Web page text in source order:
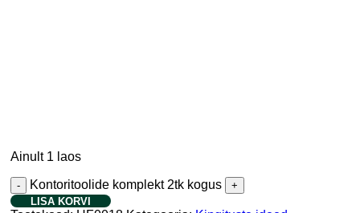
Ainult 1 laos
Kontoritoolide komplekt 2tk kogus
LISA KORVI